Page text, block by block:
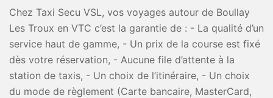
Chez Taxi Secu VSL, vos voyages autour de Boullay
Les Troux en VTC c’est la garantie de : - La qualité d’un
service haut de gamme, - Un prix de la course est fixé
dès votre réservation, - Aucune file d’attente à la
station de taxis, - Un choix de l’itinéraire, - Un choix
du mode de règlement (Carte bancaire, MasterCard,